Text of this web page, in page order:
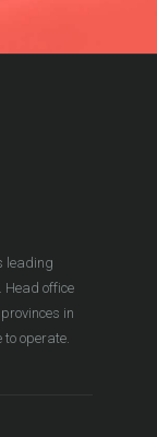
leading
Head office
in
to operate.